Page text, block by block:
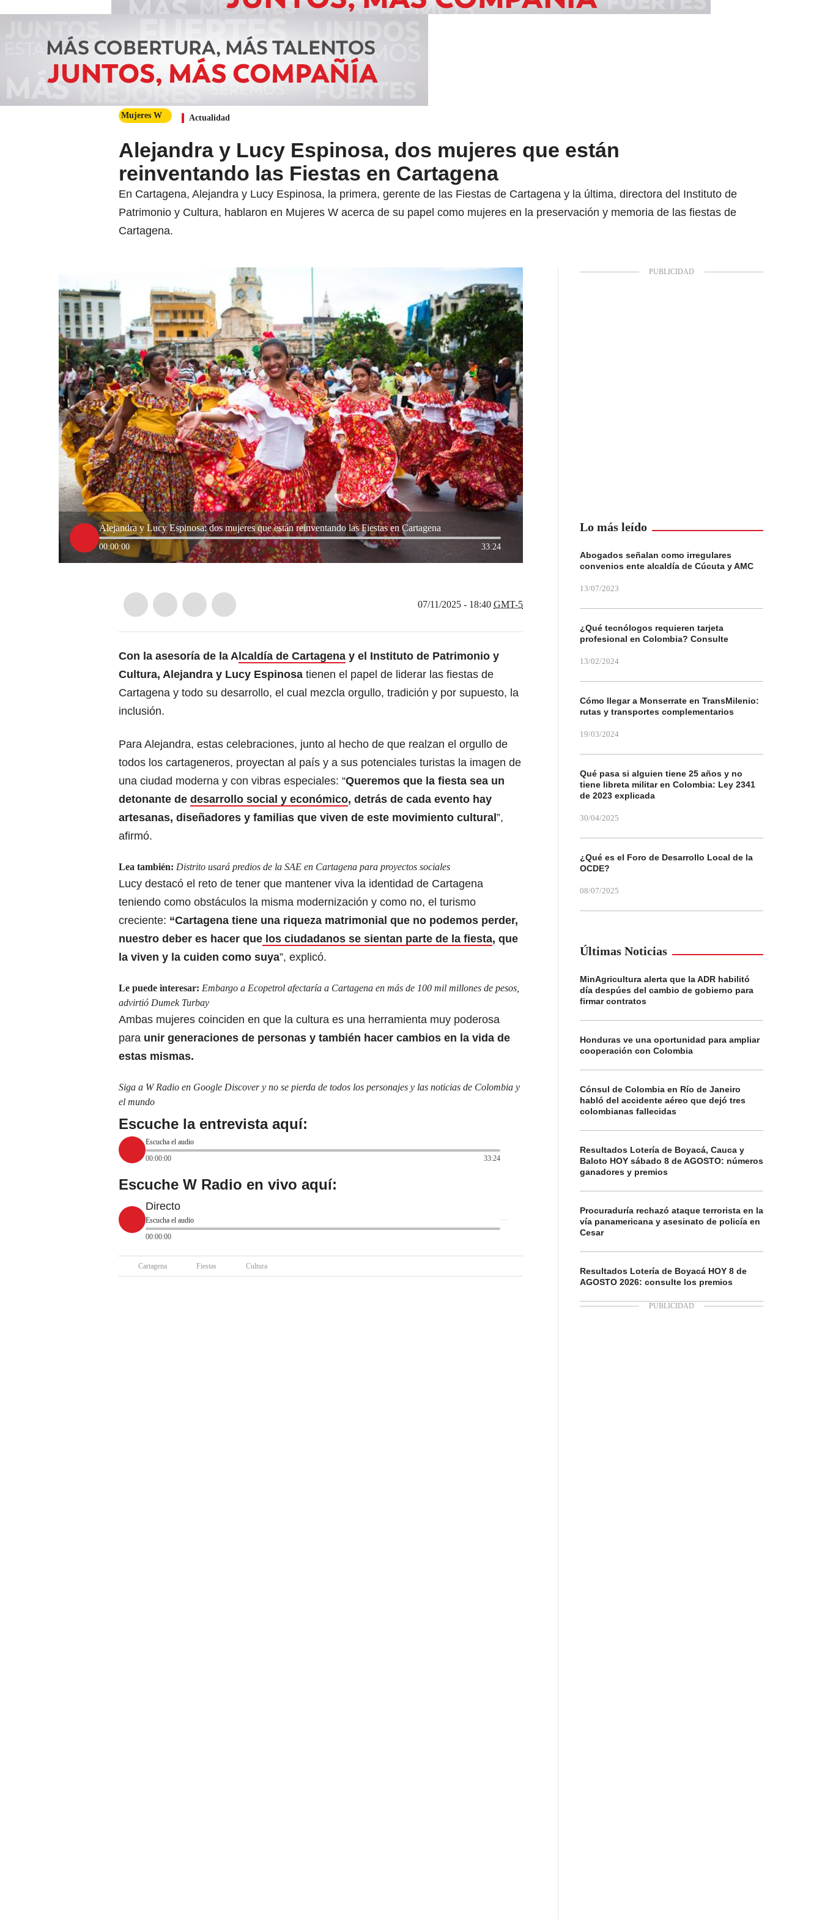
Mujeres W Actualidad
Alejandra y Lucy Espinosa, dos mujeres que están
reinventando las Fiestas en Cartagena
En Cartagena, Alejandra y Lucy Espinosa, la primera, gerente de las Fiestas de Cartagena y la última, directora del Instituto de
Patrimonio y Cultura, hablaron en Mujeres W acerca de su papel como mujeres en la preservación y memoria de las fiestas de
Cartagena.
Alejandra y Lucy Espinosa: dos mujeres que están reinventando las Fiestas en Cartagena
00:00:00 33:24
07/11/2025 - 18:40 GMT-5
Con la asesoría de la A lcaldía de Cartagena y el Instituto de Patrimonio y
Cultura, Alejandra y Lucy Espinosa tienen el papel de liderar las fiestas de
Cartagena y todo su desarrollo, el cual mezcla orgullo, tradición y por supuesto, la
inclusión.
Para Alejandra, estas celebraciones, junto al hecho de que realzan el orgullo de
todos los cartageneros, proyectan al país y a sus potenciales turistas la imagen de
una ciudad moderna y con vibras especiales: “Queremos que la fiesta sea un
detonante de desarrollo social y económico, detrás de cada evento hay
artesanas, diseñadores y familias que viven de este movimiento cultural ”,
afirmó.
Lea también: Distrito usará predios de la SAE en Cartagena para proyectos sociales
Lucy destacó el reto de tener que mantener viva la identidad de Cartagena
teniendo como obstáculos la misma modernización y como no, el turismo
creciente: “Cartagena tiene una riqueza matrimonial que no podemos perder,
nuestro deber es hacer que los ciudadanos se sientan parte de la fiesta, que
la viven y la cuiden como suya”, explicó.
Le puede interesar: Embargo a Ecopetrol afectaría a Cartagena en más de 100 mil millones de pesos,
advirtió Dumek Turbay
Ambas mujeres coinciden en que la cultura es una herramienta muy poderosa
para unir generaciones de personas y también hacer cambios en la vida de
estas mismas.
Siga a W Radio en Google Discover y no se pierda de todos los personajes y las noticias de Colombia y
el mundo
Escuche la entrevista aquí:
Escucha el audio
00:00:00
33:24
Escuche W Radio en vivo aquí:
Directo
Escucha el audio
00:00:00
Cartagena Fiestas Cultura
Lo más leído
Abogados señalan como irregulares
convenios ente alcaldía de Cúcuta y AMC
13/07/2023
¿Qué tecnólogos requieren tarjeta
profesional en Colombia? Consulte
13/02/2024
Cómo llegar a Monserrate en TransMilenio:
rutas y transportes complementarios
19/03/2024
Qué pasa si alguien tiene 25 años y no
tiene libreta militar en Colombia: Ley 2341
de 2023 explicada
30/04/2025
¿Qué es el Foro de Desarrollo Local de la
OCDE?
08/07/2025
Últimas Noticias
MinAgricultura alerta que la ADR habilitó
día despúes del cambio de gobierno para
firmar contratos
Honduras ve una oportunidad para ampliar
cooperación con Colombia
Cónsul de Colombia en Río de Janeiro
habló del accidente aéreo que dejó tres
colombianas fallecidas
Resultados Lotería de Boyacá, Cauca y
Baloto HOY sábado 8 de AGOSTO: números
ganadores y premios
Procuraduría rechazó ataque terrorista en la
vía panamericana y asesinato de policía en
Cesar
Resultados Lotería de Boyacá HOY 8 de
AGOSTO 2026: consulte los premios